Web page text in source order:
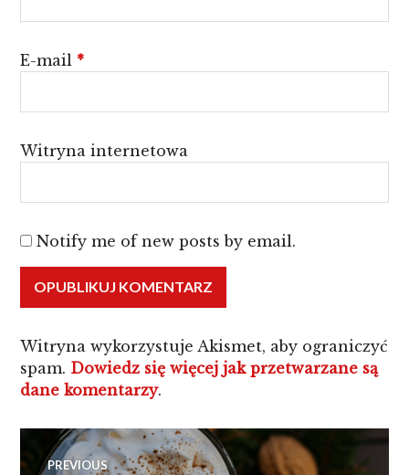
E-mail *
Witryna internetowa
Notify me of new posts by email.
Witryna wykorzystuje Akismet, aby ograniczyć
spam. Dowiedz się więcej jak przetwarzane są
dane komentarzy.
Nawigacja
PREVIOUS